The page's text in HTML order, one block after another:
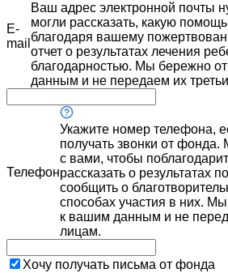
E-
mail
Ваш адрес электронной почты
могли рассказать, какую
благодаря вашему
отчет о результатах лечения
благодарностью. Мы бережно
данным и не передаем их
Телефон
Укажите номер телефона,
получать звонки от
с вами, чтобы
рассказать о результатах
сообщить о
способах участия в них.
к вашим данным и не
лицам.
Хочу получать письма от фонда